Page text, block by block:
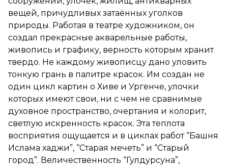
вещей, причудливых затаённых уголков
природы. Работая в театре художником, он
создал прекрасные акварельные работы,
живопись и графику, верность которым хранит
твердо. Не каждому живописцу дано уловить
тонкую грань в палитре красок. Им создан не
один цикл картин о Хиве и Ургенче, улочки
которых имеют свои, ни с чем не сравнимые
духовное пространство, очертания и колорит,
светлую искренность красок. Эта теплота
восприятия ощущается и в циклах работ “Башня
Ислама хаджи”, “Старая мечеть” и “Старый
город”. Величественность “Гулдурсуна”,